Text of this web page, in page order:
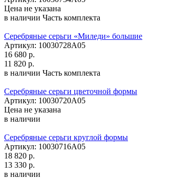
Цена не указана
в наличии Часть комплекта
Серебряные серьги «Миледи» большие
Артикул: 10030728А05
16 680 р.
11 820 р.
в наличии Часть комплекта
Серебряные серьги цветочной формы
Артикул: 10030720А05
Цена не указана
в наличии
Серебряные серьги круглой формы
Артикул: 10030716А05
18 820 р.
13 330 р.
в наличии